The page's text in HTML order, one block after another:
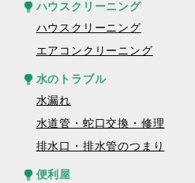
ハウスクリーニング
ハウスクリーニング
エアコンクリーニング
水のトラブル
水漏れ
水道管・蛇口交換・修理
排水口・排水管のつまり
便利屋